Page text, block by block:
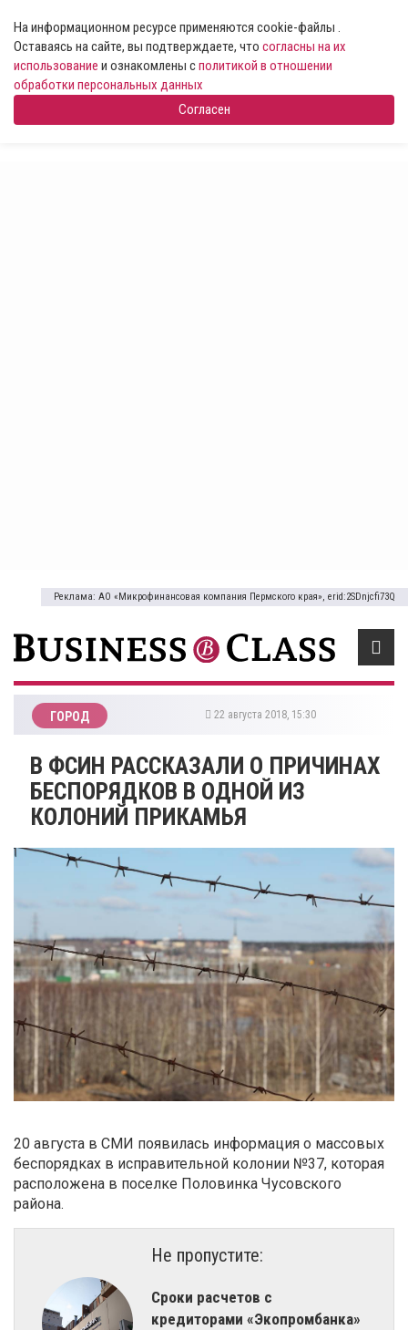
На информационном ресурсе применяются cookie-файлы .
Оставаясь на сайте, вы подтверждаете, что согласны на их
использование и ознакомлены сполитикой в отношении
обработки персональных данных
Согласен
Реклама: АО «Микрофинансовая компания Пермского края», erid:2SDnjcfi73Q
ГОРОД 22 августа 2018, 15:30
​В ФСИН РАССКАЗАЛИ О ПРИЧИНАХ
БЕСПОРЯДКОВ В ОДНОЙ ИЗ
КОЛОНИЙ ПРИКАМЬЯ
20 августа в СМИ появилась информация о массовых
беспорядках в исправительной колонии №37, которая
расположена в поселке Половинка Чусовского
района.
Не пропустите:
​Сроки расчетов с
кредиторами «Экопромбанка»